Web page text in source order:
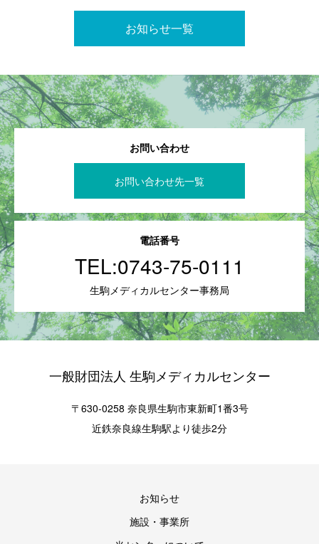
お知らせ一覧
お問い合わせ
お問い合わせ先一覧
電話番号
TEL:0743-75-0111
生駒メディカルセンター事務局
一般財団法人 生駒メディカルセンター
〒630-0258 奈良県生駒市東新町1番3号
近鉄奈良線生駒駅より徒歩2分
お知らせ
施設・事業所